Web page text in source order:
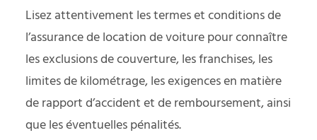
Lisez attentivement les termes et conditions de
l’assurance de location de voiture pour connaître
les exclusions de couverture, les franchises, les
limites de kilométrage, les exigences en matière
de rapport d’accident et de remboursement, ainsi
que les éventuelles pénalités.